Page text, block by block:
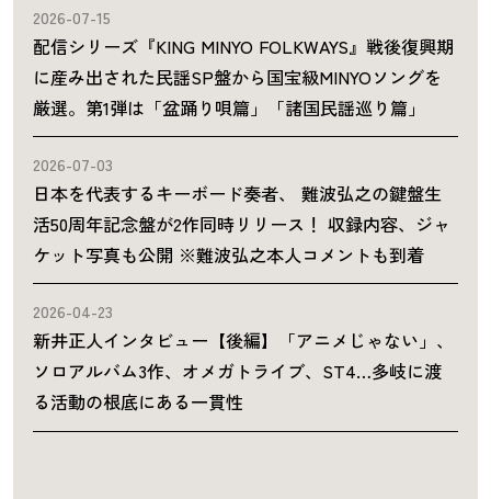
2026-07-15
配信シリーズ『KING MINYO FOLKWAYS』戦後復興期
に産み出された民謡SP盤から国宝級MINYOソングを
厳選。第1弾は「盆踊り唄篇」「諸国民謡巡り篇」
2026-07-03
日本を代表するキーボード奏者、 難波弘之の鍵盤生
活50周年記念盤が2作同時リリース！ 収録内容、ジャ
ケット写真も公開 ※難波弘之本人コメントも到着
2026-04-23
新井正人インタビュー【後編】「アニメじゃない」、
ソロアルバム3作、オメガトライブ、ST4…多岐に渡
る活動の根底にある一貫性